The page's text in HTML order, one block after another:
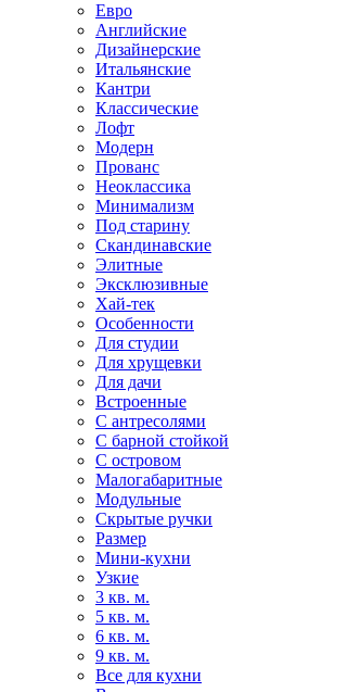
Евро
Английские
Дизайнерские
Итальянские
Кантри
Классические
Лофт
Модерн
Прованс
Неоклассика
Минимализм
Под старину
Скандинавские
Элитные
Эксклюзивные
Хай-тек
Особенности
Для студии
Для хрущевки
Для дачи
Встроенные
С антресолями
С барной стойкой
С островом
Малогабаритные
Модульные
Скрытые ручки
Размер
Мини-кухни
Узкие
3 кв. м.
5 кв. м.
6 кв. м.
9 кв. м.
Все для кухни